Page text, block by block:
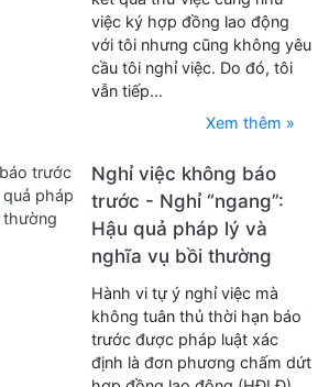
việc ký hợp đồng lao động
với tôi nhưng cũng không yêu
cầu tôi nghỉ việc. Do đó, tôi
vẫn tiếp...
Xem thêm »
Nghỉ việc không báo
trước - Nghỉ “ngang”:
Hậu quả pháp lý và
nghĩa vụ bồi thường
Hành vi tự ý nghỉ việc mà
không tuân thủ thời hạn báo
trước được pháp luật xác
định là đơn phương chấm dứt